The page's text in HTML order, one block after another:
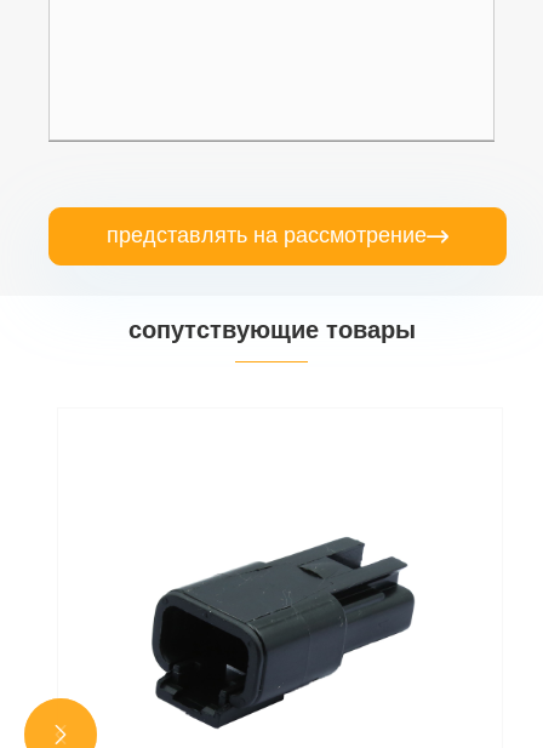
представлять на рассмотрение
сопутствующие товары

